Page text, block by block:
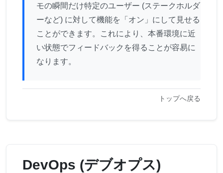
モの瞬間だけ特定のユーザー (ステークホルダ
ーなど) に対して機能を「オン」にして見せる
ことができます。これにより、本番環境に近
い状態でフィードバックを得ることが容易に
なります。
トップへ戻る
DevOps (デブオプス)